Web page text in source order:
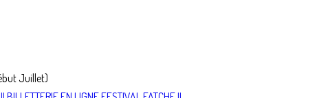
Juillet)